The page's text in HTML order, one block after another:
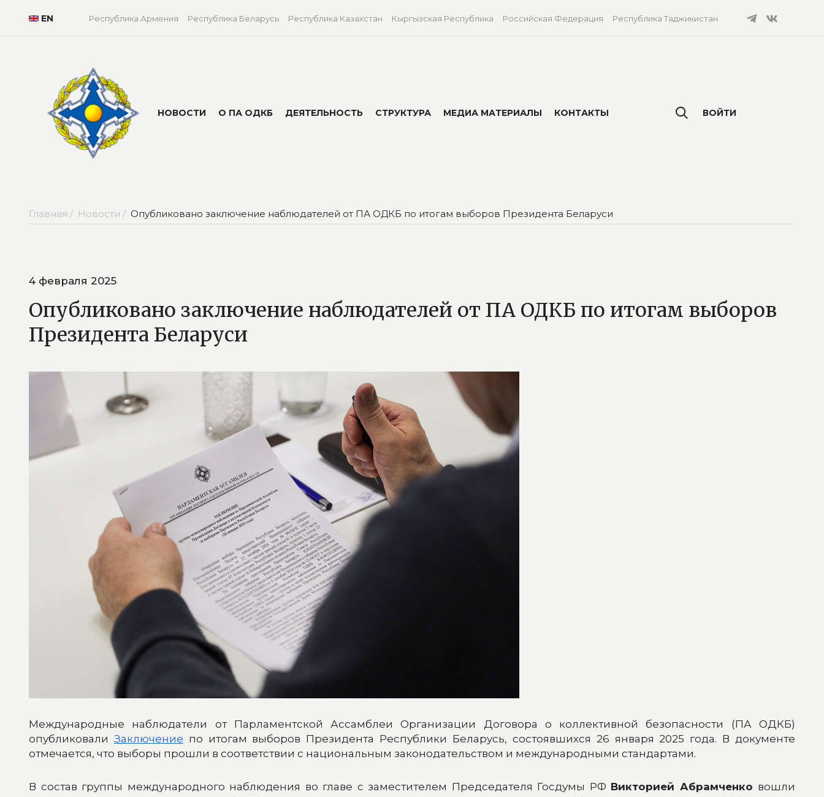
EN Республика Армения Республика Беларусь Республика Казахстан Кыргызская Республика Российская Федерация Республика Таджикистан
НОВОСТИ О ПА ОДКБ ДЕЯТЕЛЬНОСТЬ СТРУКТУРА МЕДИА МАТЕРИАЛЫ КОНТАКТЫ ВОЙТИ
Главная / Новости / Опубликовано заключение наблюдателей от ПА ОДКБ по итогам выборов Президента Беларуси
4 февраля 2025
Опубликовано заключение наблюдателей от ПА ОДКБ по итогам выборов
Президента Беларуси
Международные наблюдатели от Парламентской Ассамблеи Организации Договора о коллективной безопасности (ПА ОДКБ)
опубликовали Заключение по итогам выборов Президента Республики Беларусь, состоявшихся 26 января 2025 года. В документе
отмечается, что выборы прошли в соответствии с национальным законодательством и международными стандартами.
В состав группы международного наблюдения во главе с заместителем Председателя Госдумы РФ Викторией Абрамченко вошли